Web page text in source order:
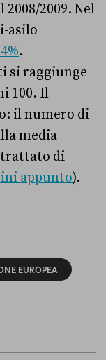
2009. Nel
asilo
.
si raggiunge
100. Il
il numero di
media
trattato di
appunto).
EUROPEA